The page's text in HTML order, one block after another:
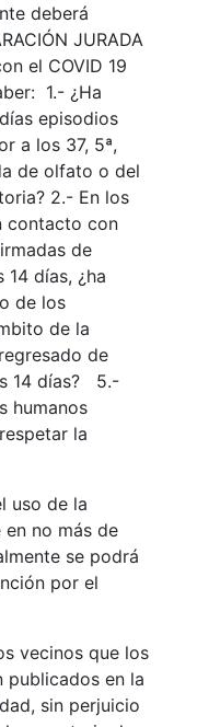
deberá
JURADA
el COVID 19
1.- ¿Ha
episodios
a los 37, 5ª,
de olfato o del
2.- En los
contacto con
de
14 días, ¿ha
de los
de la
de
14 días? 5.-
humanos
la
uso de la
no más de
se podrá
por el
vecinos que los
publicados en la
sin perjuicio